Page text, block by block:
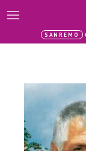
SANREMO